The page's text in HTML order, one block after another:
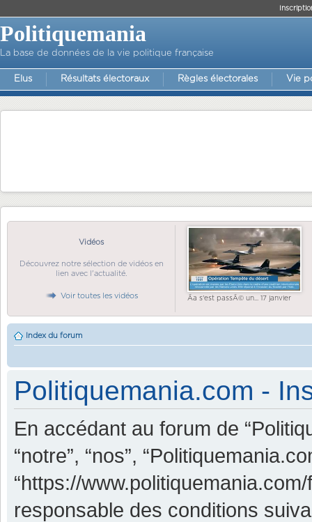
Politiquemania
La base de données de la vie politique française
Elus Résultats électoraux Règles électorales Vie
Vidéos
Découvrez notre sélection de vidéos en
lien avec l'actualité.
Voir toutes les vidéos Ãa s'est passÃ© un... 17 janvier
Index du forum
Politiquemania.com -
En accédant au forum de
“notre”, “nos”,
“https://
responsable des conditions